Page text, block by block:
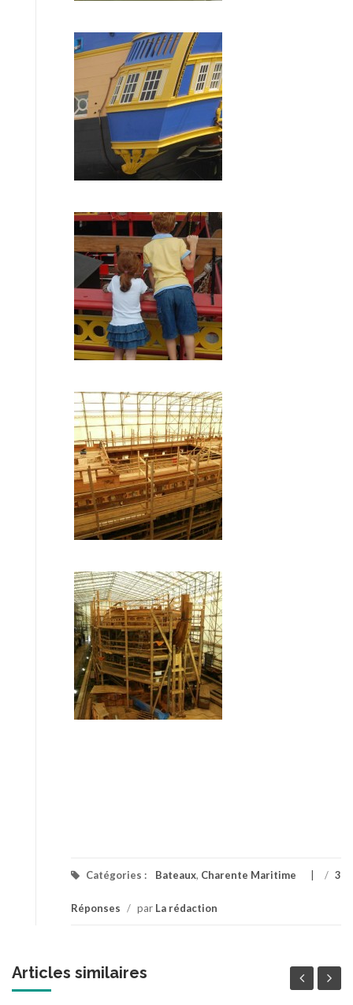
Catégories : Bateaux, Charente Maritime / 3
Réponses / par La rédaction
Articles similaires